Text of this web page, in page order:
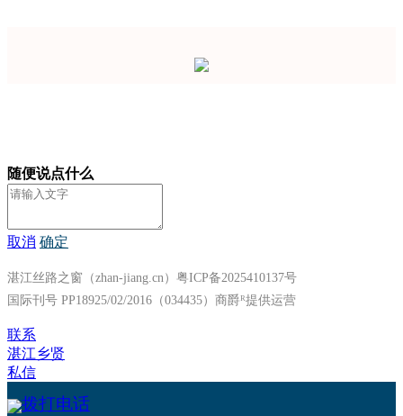
随便说点什么
取消 确定
湛江丝路之窗（zhan-jiang.cn）粤ICP备2025410137号
国际刊号 PP18925/02/2016（034435） 商爵ᴿ提供运营
联系
湛江乡贤
私信
拨打电话